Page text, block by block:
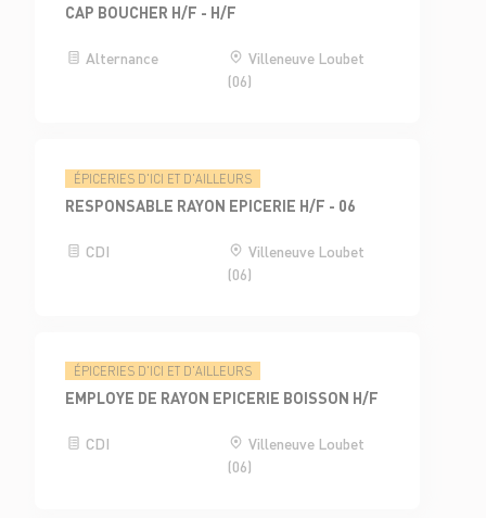
CAP BOUCHER H/F - H/F
Alternance
Villeneuve Loubet
(06)
ÉPICERIES D'ICI ET D'AILLEURS
RESPONSABLE RAYON EPICERIE H/F - 06
CDI
Villeneuve Loubet
(06)
ÉPICERIES D'ICI ET D'AILLEURS
EMPLOYE DE RAYON EPICERIE BOISSON H/F
CDI
Villeneuve Loubet
(06)